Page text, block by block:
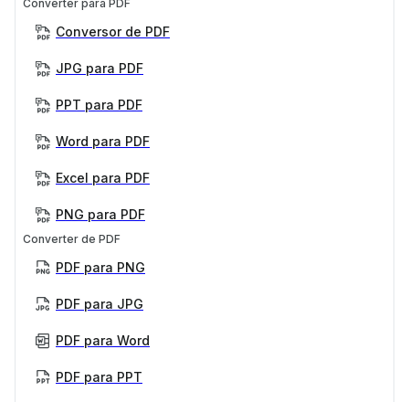
Converter para PDF
Conversor de PDF
JPG para PDF
PPT para PDF
Word para PDF
Excel para PDF
PNG para PDF
Converter de PDF
PDF para PNG
PDF para JPG
PDF para Word
PDF para PPT